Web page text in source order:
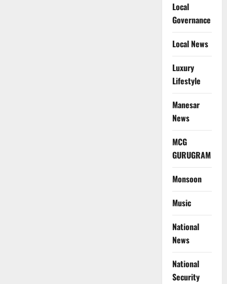
Local
Governance
Local News
Luxury
Lifestyle
Manesar
News
MCG
GURUGRAM
Monsoon
Music
National
News
National
Security